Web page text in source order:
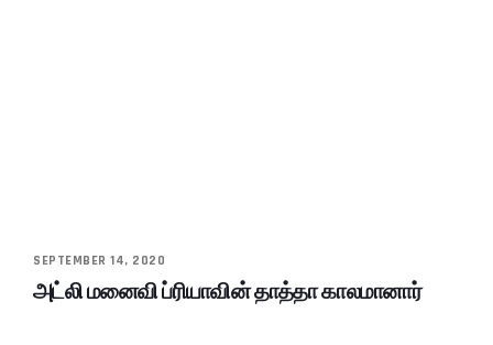
SEPTEMBER 14, 2020
அட்லி மனைவி ப்ரியாவின் தாத்தா காலமானார்